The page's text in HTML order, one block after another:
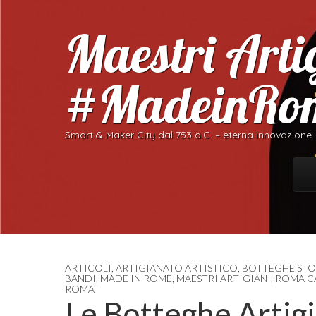
Maestri
Smart & Maker City dal 753 a.C. – eterna innovazione
ARTICOLI ARTIGIANATO ARTISTICO BOTTEGHE
BANDI MADE IN ROME MAESTRI ARTIGIANI ROMA
ROMA